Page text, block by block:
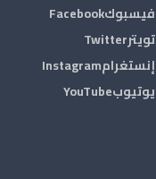
فيسبوكFacebook
تويترTwitter
إنستغرامInstagram
يوتيوبYouTube